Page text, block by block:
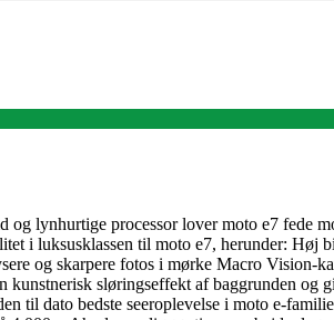
lynhurtige processor lover moto e7 fede
i luksusklassen til moto e7, herunder:
og skarpere fotos i mørke Macro Vision-
sløringseffekt af baggrunden og
dato bedste seeroplevelse i moto e-